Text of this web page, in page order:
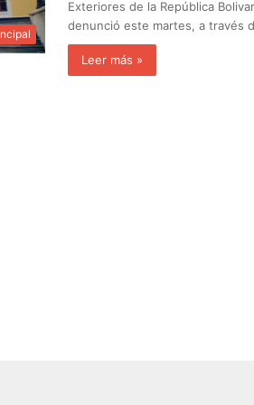
Exteriores de la República
denunció este martes, a través
Leer más »